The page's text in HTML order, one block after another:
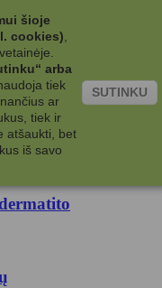
šioje
cookies)
arba
tiek
ar
tiek ir
atšaukti, bet
iš savo
SUTINKU